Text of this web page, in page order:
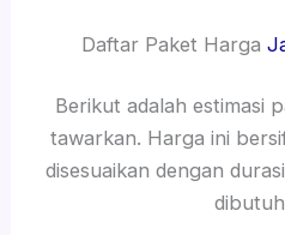
Daftar Paket Harga
Berikut adalah estimasi
tawarkan. Harga ini
disesuaikan dengan